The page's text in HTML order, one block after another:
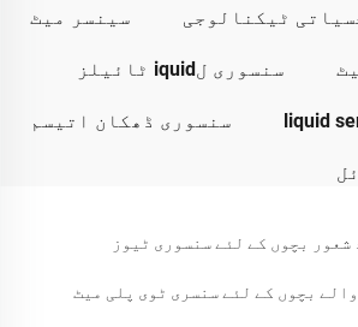
ٹیکنالوجی سینسر میٹ
سنسوری لiquid ٹائیلز
liquid سنسوری ڈھکان اتیسم
شعور بچوں کے لئے سنسوری ٹیوز
بچوں کے لئے سنسری ٹوی پلی میٹ